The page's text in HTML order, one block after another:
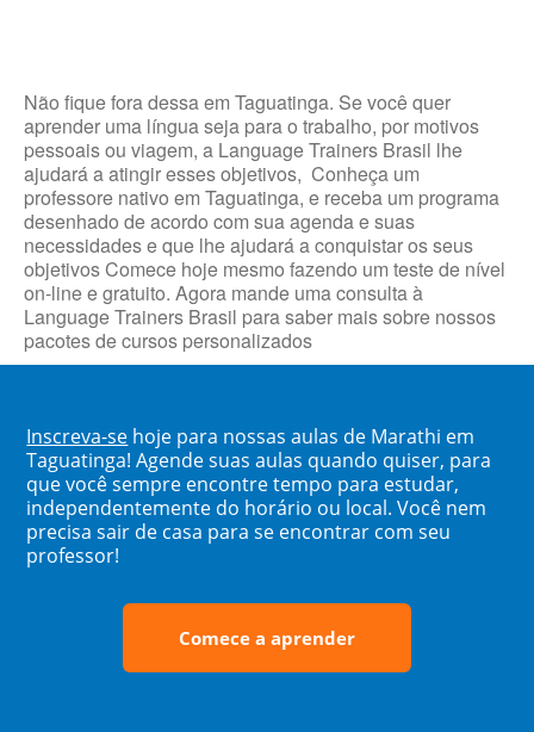
Não fique fora dessa em Taguatinga. Se você quer
aprender uma língua seja para o trabalho, por motivos
pessoais ou viagem, a Language Trainers Brasil lhe
ajudará a atingir esses objetivos, Conheça um
professore nativo em Taguatinga, e receba um programa
desenhado de acordo com sua agenda e suas
necessidades e que lhe ajudará a conquistar os seus
objetivos Comece hoje mesmo fazendo um teste de nível
on-line e gratuito. Agora mande uma consulta à
Language Trainers Brasil para saber mais sobre nossos
pacotes de cursos personalizados
Inscreva-se hoje para nossas aulas de Marathi em
Taguatinga! Agende suas aulas quando quiser, para
que você sempre encontre tempo para estudar,
independentemente do horário ou local. Você nem
precisa sair de casa para se encontrar com seu
professor!
Comece a aprender